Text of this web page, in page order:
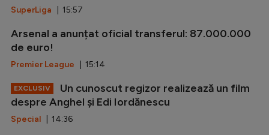
SuperLiga | 15:57
Arsenal a anunțat oficial transferul: 87.000.000
de euro!
Premier League | 15:14
EXCLUSIV
Un cunoscut regizor realizează un film
despre Anghel și Edi Iordănescu
Special | 14:36